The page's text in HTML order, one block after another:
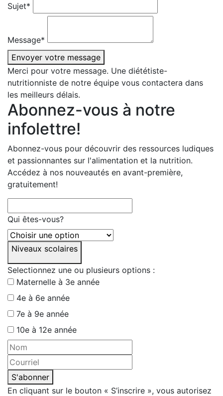
Sujet*
Message*
Envoyer votre message
Merci pour votre message. Une diététiste-
nutritionniste de notre équipe vous contactera dans
les meilleurs délais.
Abonnez-vous à notre
infolettre!
Abonnez-vous pour découvrir des ressources ludiques
et passionnantes sur l'alimentation et la nutrition.
Accédez à nos nouveautés en avant-première,
gratuitement!
Qui êtes-vous?
Niveaux scolaires
Selectionnez une ou plusieurs options :
Maternelle à 3e année
4e à 6e année
7e à 9e année
10e à 12e année
S'abonner
En cliquant sur le bouton « S’inscrire », vous autorisez